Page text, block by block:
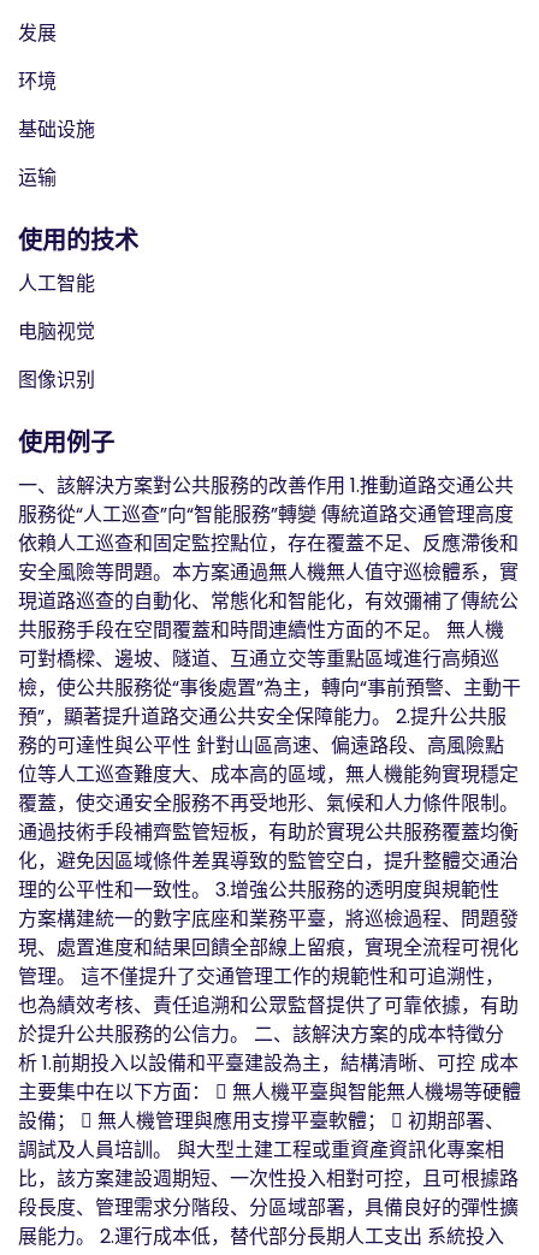
发展
环境
基础设施
运输
使用的技术
人工智能
电脑视觉
图像识别
使用例子
一、該解決方案對公共服務的改善作用 1.推動道路交通公共
服務從“人工巡查”向“智能服務”轉變 傳統道路交通管理高度
依賴人工巡查和固定監控點位，存在覆蓋不足、反應滯後和
安全風險等問題。本方案通過無人機無人值守巡檢體系，實
現道路巡查的自動化、常態化和智能化，有效彌補了傳統公
共服務手段在空間覆蓋和時間連續性方面的不足。 無人機
可對橋樑、邊坡、隧道、互通立交等重點區域進行高頻巡
檢，使公共服務從“事後處置”為主，轉向“事前預警、主動干
預”，顯著提升道路交通公共安全保障能力。 2.提升公共服
務的可達性與公平性 針對山區高速、偏遠路段、高風險點
位等人工巡查難度大、成本高的區域，無人機能夠實現穩定
覆蓋，使交通安全服務不再受地形、氣候和人力條件限制。
通過技術手段補齊監管短板，有助於實現公共服務覆蓋均衡
化，避免因區域條件差異導致的監管空白，提升整體交通治
理的公平性和一致性。 3.增強公共服務的透明度與規範性
方案構建統一的數字底座和業務平臺，將巡檢過程、問題發
現、處置進度和結果回饋全部線上留痕，實現全流程可視化
管理。 這不僅提升了交通管理工作的規範性和可追溯性，
也為績效考核、責任追溯和公眾監督提供了可靠依據，有助
於提升公共服務的公信力。 二、該解決方案的成本特徵分
析 1.前期投入以設備和平臺建設為主，結構清晰、可控 成本
主要集中在以下方面：  無人機平臺與智能無人機場等硬體
設備；  無人機管理與應用支撐平臺軟體；  初期部署、
調試及人員培訓。 與大型土建工程或重資產資訊化專案相
比，該方案建設週期短、一次性投入相對可控，且可根據路
段長度、管理需求分階段、分區域部署，具備良好的彈性擴
展能力。 2.運行成本低，替代部分長期人工支出 系統投入